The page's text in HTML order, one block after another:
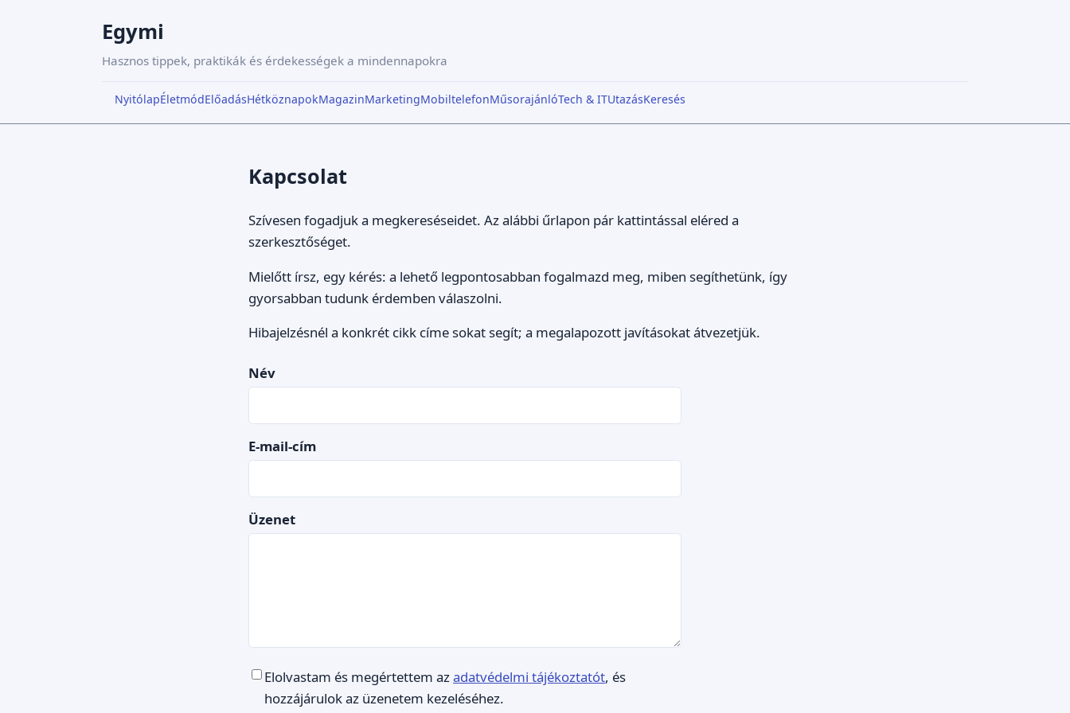
Egymi
Hasznos tippek, praktikák és érdekességek a mindennapokra
NyitólapÉletmódElőadásHétköznapokMagazinMarketingMobiltelefonMűsorajánlóTech & ITUtazásKeresés
Kapcsolat
Szívesen fogadjuk a megkereséseidet. Az alábbi űrlapon pár kattintással eléred a
szerkesztőséget.
Mielőtt írsz, egy kérés: a lehető legpontosabban fogalmazd meg, miben segíthetünk, így
gyorsabban tudunk érdemben válaszolni.
Hibajelzésnél a konkrét cikk címe sokat segít; a megalapozott javításokat átvezetjük.
Név
E-mail-cím
Üzenet
Elolvastam és megértettem azadatvédelmi tájékoztatót, és
hozzájárulok az üzenetem kezeléséhez.